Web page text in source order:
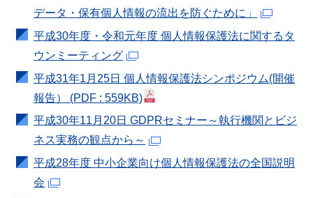
データ・保有個人情報の流出を防ぐために」
平成30年度・令和元年度 個人情報保護法に関するタ
ウンミーティング
平成31年1月25日 個人情報保護法シンポジウム(開催
報告） (PDF : 559KB)
平成30年11月20日 GDPRセミナー～執行機関とビジ
ネス実務の観点から～
平成28年度 中小企業向け個人情報保護法の全国説明
会